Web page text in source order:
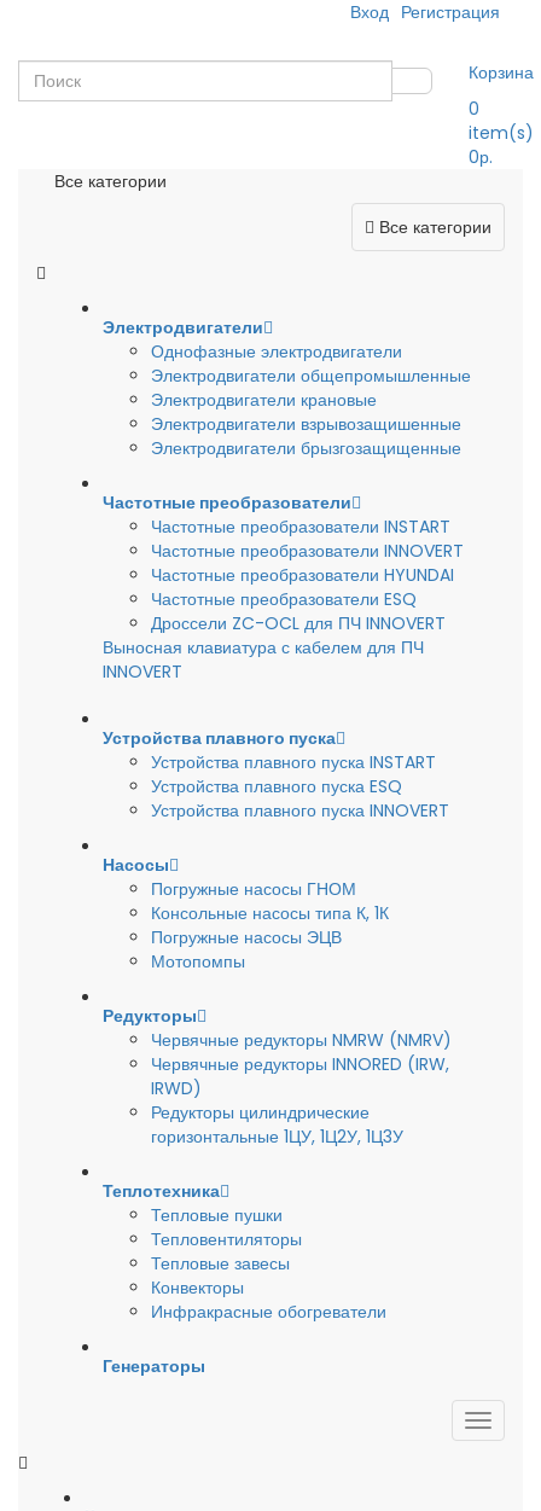
Вход Регистрация
Корзина
0
item(s)
0р.
Все категории
Все категории
Электродвигатели
Однофазные электродвигатели
Электродвигатели общепромышленные
Электродвигатели крановые
Электродвигатели взрывозащишенные
Электродвигатели брызгозащищенные
Частотные преобразователи
Частотные преобразователи INSTART
Частотные преобразователи INNOVERT
Частотные преобразователи HYUNDAI
Частотные преобразователи ESQ
Дроссели ZC-OCL для ПЧ INNOVERT
Выносная клавиатура с кабелем для ПЧ
INNOVERT
Устройства плавного пуска
Устройства плавного пуска INSTART
Устройства плавного пуска ESQ
Устройства плавного пуска INNOVERT
Насосы
Погружные насосы ГНОМ
Консольные насосы типа К, 1К
Погружные насосы ЭЦВ
Мотопомпы
Редукторы
Червячные редукторы NMRW (NMRV)
Червячные редукторы INNORED (IRW,
IRWD)
Редукторы цилиндрические
горизонтальные 1ЦУ, 1Ц2У, 1Ц3У
Теплотехника
Тепловые пушки
Тепловентиляторы
Тепловые завесы
Конвекторы
Инфракрасные обогреватели
Генераторы